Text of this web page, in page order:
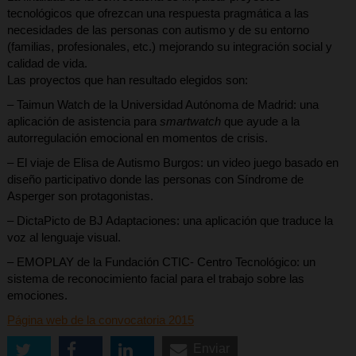
tecnológicos que ofrezcan una respuesta pragmática a las
necesidades de las personas con autismo y de su entorno
(familias, profesionales, etc.) mejorando su integración social y
calidad de vida.
Las proyectos que han resultado elegidos son:
– Taimun Watch de la Universidad Autónoma de Madrid: una
aplicación de asistencia para smartwatch que ayude a la
autorregulación emocional en momentos de crisis.
– El viaje de Elisa de Autismo Burgos: un video juego basado en
diseño participativo donde las personas con Síndrome de
Asperger son protagonistas.
– DictaPicto de BJ Adaptaciones: una aplicación que traduce la
voz al lenguaje visual.
– EMOPLAY de la Fundación CTIC- Centro Tecnológico: un
sistema de reconocimiento facial para el trabajo sobre las
emociones.
Página web de la convocatoria 2015